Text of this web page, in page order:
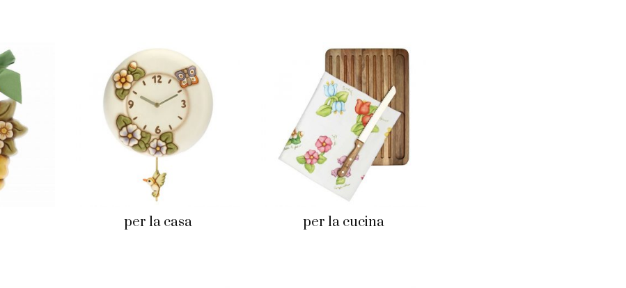
per la casa per la cucina